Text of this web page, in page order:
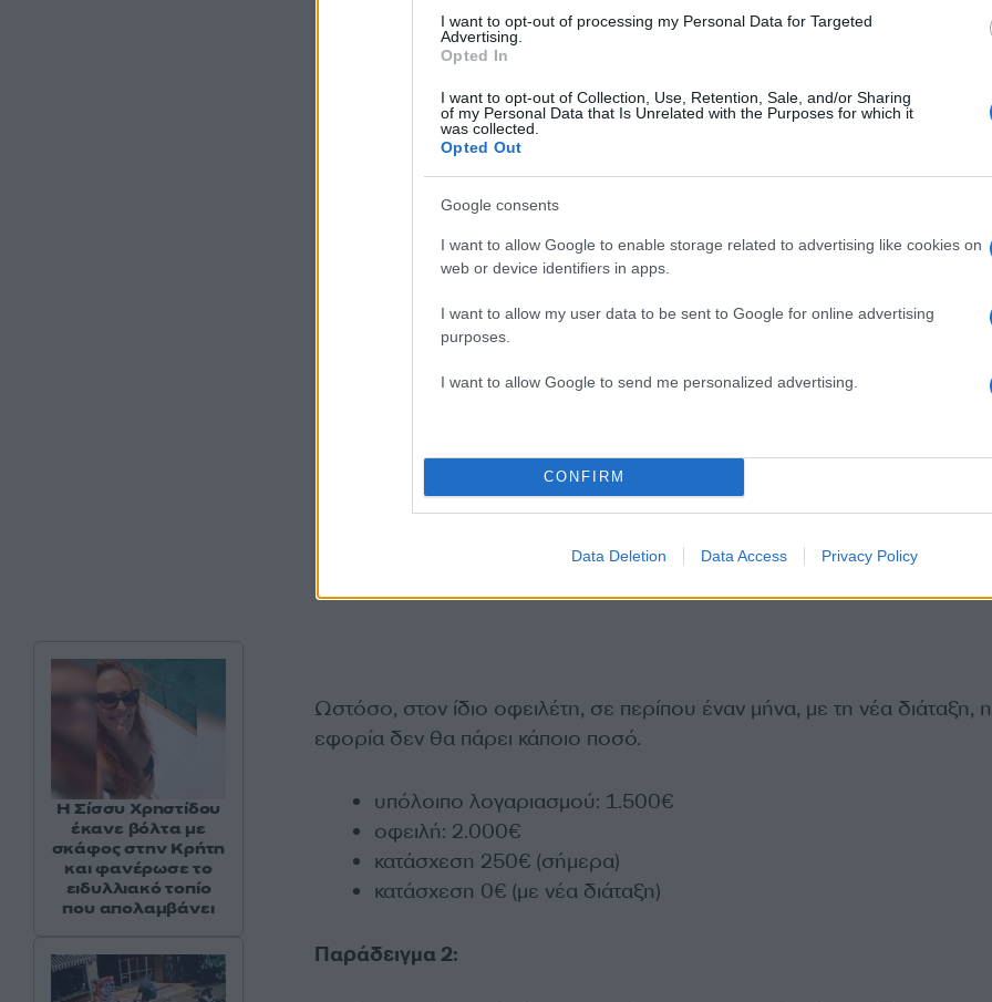
I want to opt-out of processing my Personal Data for Targeted
Advertising.
Opted In
I want to opt-out of Collection, Use, Retention, Sale, and/or Sharing
of my Personal Data that Is Unrelated with the Purposes for which it
was collected.
Opted Out
Google consents
I want to allow Google to enable storage related to advertising like cookies on
web or device identifiers in apps.
I want to allow my user data to be sent to Google for online advertising
purposes.
I want to allow Google to send me personalized advertising.
CONFIRM
Data Deletion Data Access Privacy Policy
Ωστόσο, στον ίδιο οφειλέτη, σε περίπου έναν μήνα, με τη νέα διάταξη, η
εφορία δεν θα πάρει κάποιο ποσό.
υπόλοιπο λογαριασμού: 1.500€
οφειλή: 2.000€
κατάσχεση 250€ (σήμερα)
κατάσχεση 0€ (με νέα διάταξη)
Παράδειγμα 2:
Η Σίσσυ Χρηστίδου
έκανε βόλτα με
σκάφος στην Κρήτη
και φανέρωσε το
ειδυλλιακό τοπίο
που απολαμβάνει